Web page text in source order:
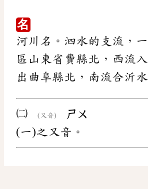
名
河川名。泗水的支流，
區山東省費縣北，西流
出曲阜縣北，南流合沂
㈡ (又音) ㄕㄨ
(一)之又音。